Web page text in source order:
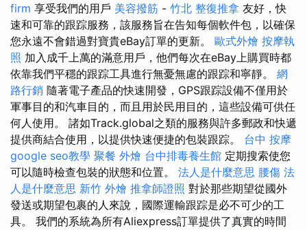
firm 享受我們的用戶 美容撥筋 - 竹北 整復推拿 友好，快
速和可靠的跟踪服務，該服務旨在告知每個軟件包，以確保
您永遠不會錯過對寶貴eBay訂單的更新。 歐式外燴 按摩執
照 加入成千上萬的滿意用戶，他們每次在eBay上購買時都
依靠我們平穩的跟踪工具進行無憂無慮的跟踪和寧靜。 網
路行銷 隨著電子產品的快速開發，GPS跟踪設備不僅用於
軍事目的和汽車目的，而且用於民用目的，這些設備可供任
何人使用。 諸如Track.global之類的服務與許多郵政和快遞
提供商結合使用，以提供快速便捷的包裝跟踪。 台中 按摩
google seo教學 聚餐 外燴 台中排毒養生館 定期搜索使您
可以隨時檢查包裝的狀態和位置。 法人是什麼意思 腰傷 法
人是什麼意思 新竹 外燴 推拿師證照 對於那些期望從國外
發送或期望包裹的人來說，國際運輸跟踪是必不可少的工
具。 我們的系統為所有Aliexpress訂單提供了真實的時間